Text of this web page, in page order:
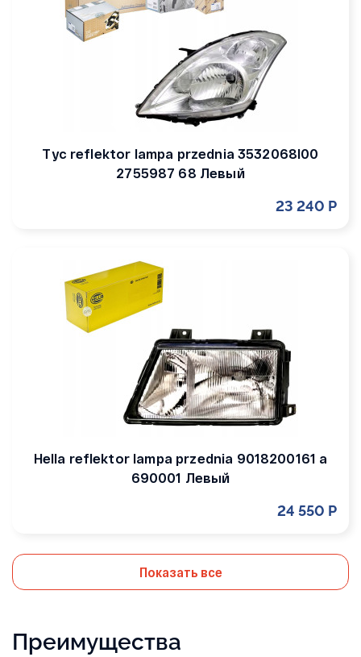
Tyc reflektor lampa przednia 3532068l00
2755987 68 Левый
23 240 Р
Hella reflektor lampa przednia 9018200161 a
690001 Левый
24 550 Р
Показать все
Преимущества